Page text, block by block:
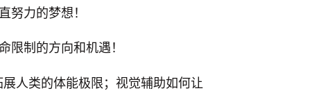
努力的梦想！
限制的方向和机遇！
人类的体能极限；视觉辅助如何让